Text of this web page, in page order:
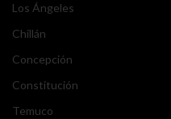
Los Ángeles
Chillán
Concepción
Constitución
Temuco